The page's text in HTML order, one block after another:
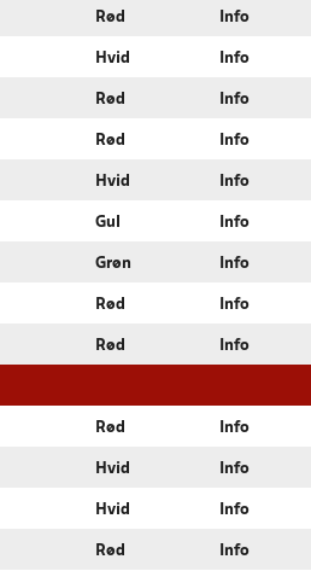
Rød Info
Hvid Info
Rød Info
Rød Info
Hvid Info
Gul Info
Grøn Info
Rød Info
Rød Info
Rød Info
Hvid Info
Hvid Info
Rød Info